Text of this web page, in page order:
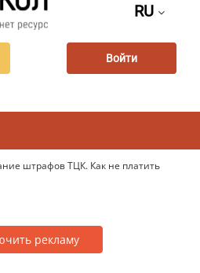
RU
Войти
штрафов ТЦК. Как не платить
рекламу